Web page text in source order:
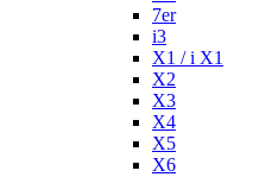
7er
i3
X1 / i X1
X2
X3
X4
X5
X6